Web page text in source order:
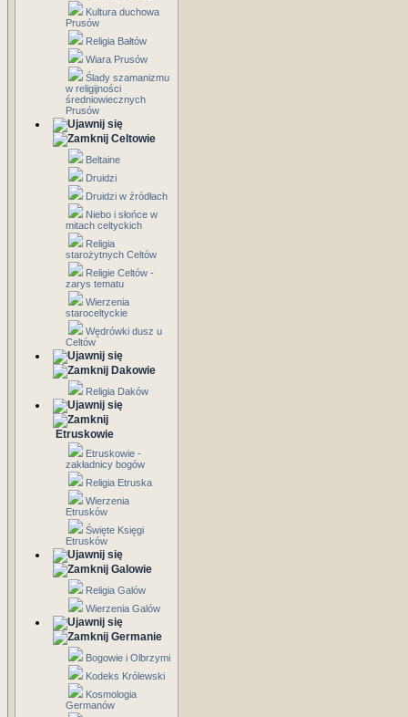
Kultura duchowa
Prusów
Religia Bałtów
Wiara Prusów
Ślady szamanizmu
w religijności
średniowiecznych
Prusów
Celtowie
Beltaine
Druidzi
Druidzi w źródłach
Niebo i słońce w
mitach celtyckich
Religia
starożytnych Celtów
Religie Celtów -
zarys tematu
Wierzenia
staroceltyckie
Wędrówki dusz u
Celtów
Dakowie
Religia Daków
Etruskowie
Etruskowie -
zakładnicy bogów
Religia Etruska
Wierzenia
Etrusków
Święte Księgi
Etrusków
Galowie
Religia Galów
Wierzenia Galów
Germanie
Bogowie i Olbrzymi
Kodeks Królewski
Kosmologia
Germanów